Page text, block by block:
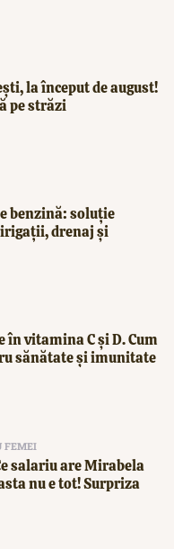
la început de august!
pe străzi
benzină: soluție
drenaj și
în vitamina C și D. Cum
sănătate și imunitate
FEMEI
salariu are Mirabela
nu e tot! Surpriza